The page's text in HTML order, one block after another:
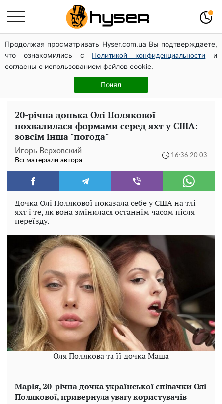
Продолжая просматривать Hyser.com.ua Вы подтверждаете,
что ознакомились с
Политикой конфиденциальности
и
согласны с использованием файлов cookie.
Понял
Дрони із націнкою: Олександр Конотопський вивів
мільйони оборонного бюджету через фіктивну фірму в
Естонії
Олена Тополя злив відео – це далеко не все: фронтмен
"Антитіла" Тарас Тополя став наступним
20-річна донька Олі Полякової
похвалилася формами серед яхт у США:
зовсім інша "погода"
Игорь Верховский
Всі матеріали автора
16:36 20.03
Дочка Олі Полякової показала себе у США на тлі
яхт і те, як вона змінилася останнім часом після
переїзду.
Оля Полякова та її дочка Маша
Марія, 20-річна дочка української співачки Олі
Полякової, привернула увагу користувачів